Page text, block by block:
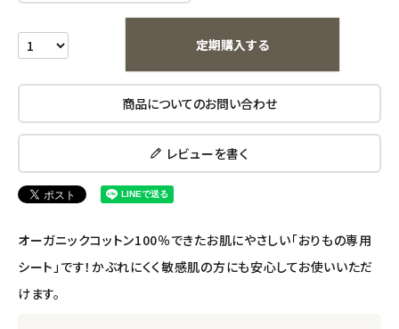
ブランド
定期購入
オリジナルブランド
ナチュラムーン
エコメイト
定期購入する
商品についてのお問い合わせ
レビューを書く
オーガニックコットン100％できたお肌にやさしい「おりもの専用
シート」です！かぶれにくく敏感肌の方にも安心してお使いいただ
けます。